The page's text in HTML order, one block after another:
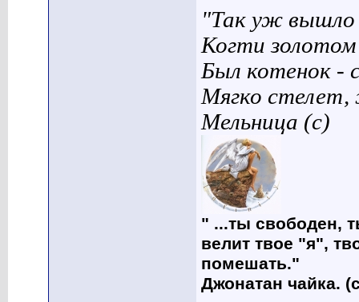
"Так уж вышло
Когти
Был котенок -
Мягко
Мельница (с)
" ...ты свободен,
велит твое "я",
помешать."
Джонатан чайка.